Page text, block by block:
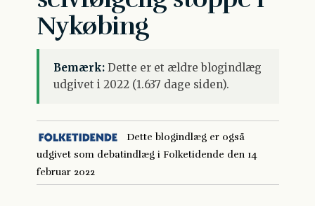
Nykøbing
Bemærk:Dette er et ældre blogindlæg
udgivet i 2022 (1.637 dage siden).
Dette blogindlæg er også
udgivet som debatindlæg i Folketidende den 14
februar 2022